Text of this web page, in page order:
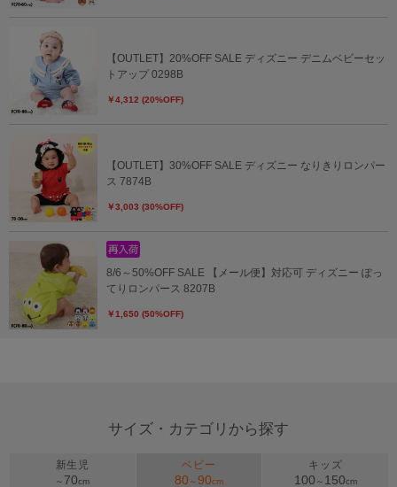
【OUTLET】20%OFF SALE ディズニー デニムベビーセッ
トアップ 0298B
￥4,312 (20%OFF)
【OUTLET】30%OFF SALE ディズニー なりきりロンパー
ス 7874B
￥3,003 (30%OFF)
8/6～50%OFF SALE 【メール便】対応可 ディズニー ぽっ
てりロンパース 8207B
￥1,650 (50%OFF)
サイズ・カテゴリから探す
新生児
～ 70cm
ベビー
80 ～90cm
キッズ
100 ～ 150cm